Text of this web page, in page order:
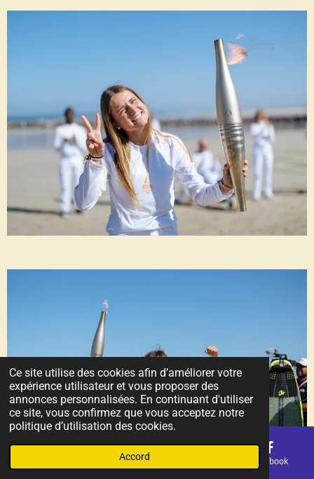
Ce site utilise des cookies afin d’améliorer votre
expérience utilisateur et vous proposer des
annonces personnalisées. En continuant d'utiliser
ce site, vous confirmez que vous acceptez notre
politique d’utilisation des cookies.
Accord
Téléphone Facebook